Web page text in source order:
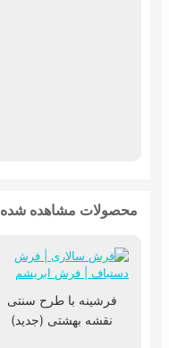
محصولات مشاهده شده
فرشینه با طرح سنتی
نقشه بهشتی (جدید)